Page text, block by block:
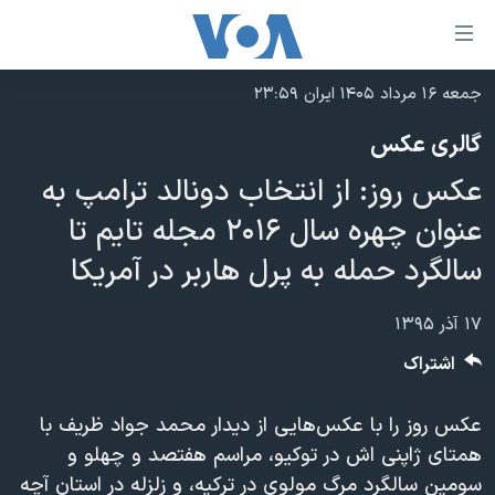
لینکهای
قابل
دسترسی
جهش
محتوای
اصلی
جهش
به
صفحه
جهش
جستجو
نسخه سبک وب‌سایت
موضوع ها
ایران
آمریکا
جهان
ورزشی
ویژه برنامه‌ها
برنامه های تلویزیونی
جدول برنامه ها
صفحه‌های ویژه
جام جهانی ۲۰۲۶
۲۵۰سالگی آمریکا
بایگانی برنامه‌های تلویزیونی
فرکانس‌های صدای آمریکا
یادگیری زبان انگلیسی
جمعه ۱۶ مرداد ۱۴۰۵ ایران ۲۳:۵۹
گالری عکس
عکس روز: از انتخاب دونالد ترامپ به
عنوان چهره سال ۲۰۱۶ مجله تایم تا
سالگرد حمله به پرل هاربر در آمریکا
۱۷ آذر ۱۳۹۵
عکس روز را با عکس‌هایی‌ از دیدار محمد جواد ظریف با
همتای ژاپنی ا‌ش در توکیو، مراسم هفتصد و چهلو و
سومین سالگرد مرگ مولوی در ترکیه، و زلزله‌ در استان آچه
اشتراک